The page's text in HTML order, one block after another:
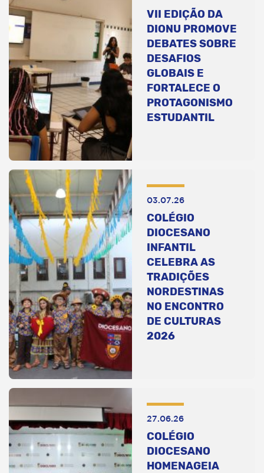
VII EDIÇÃO DA
DIONU PROMOVE
DEBATES SOBRE
DESAFIOS
GLOBAIS E
FORTALECE O
PROTAGONISMO
ESTUDANTIL
03.07.26
COLÉGIO
DIOCESANO
INFANTIL
CELEBRA AS
TRADIÇÕES
NORDESTINAS
NO ENCONTRO
DE CULTURAS
2026
27.06.26
COLÉGIO
DIOCESANO
HOMENAGEIA